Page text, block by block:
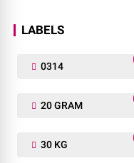
LABELS
0314
20 GRAM
30 KG